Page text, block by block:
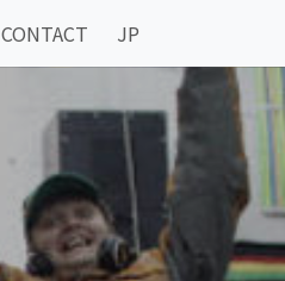
CONTACT JP